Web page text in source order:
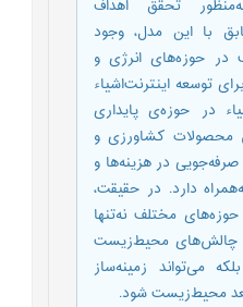
تحقق اهداف
با این مدل، وجود
حوزه‌های انرژی و
توسعه اینترنت‌اشیاء
در حوزه‌ی پایداری
کشاورزی و
در هزینه‌ها و
دارد. در حقیقت،
مختلف نه‌تنها
چالش‌های محیط‌زیست
می‌تواند زمینه‌ساز
محیط‌زیست شود.